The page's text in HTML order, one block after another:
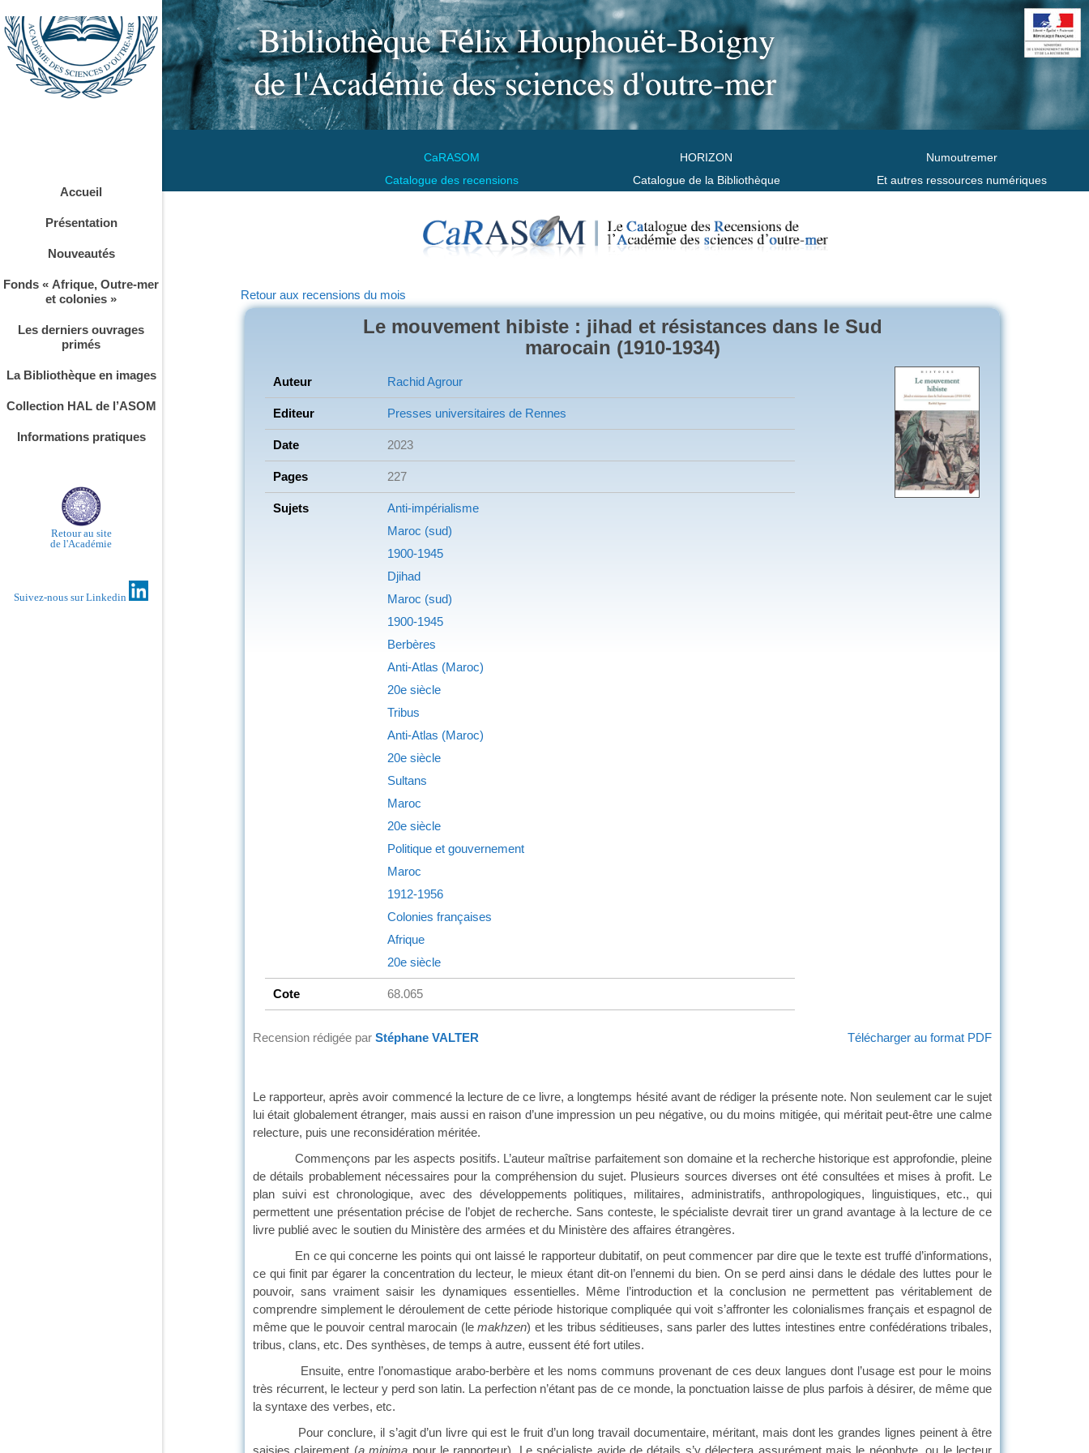
CaRASOM
Catalogue des recensions
HORIZON
Catalogue de la Bibliothèque
Numoutremer
Et autres ressources numériques
Accueil
Présentation
Nouveautés
Fonds « Afrique, Outre-mer
et colonies »
Les derniers ouvrages
primés
La Bibliothèque en images
Collection HAL de l’ASOM
Informations pratiques
Retour au site
de l'Académie
Suivez-nous sur Linkedin
Retour aux recensions du mois
Le mouvement hibiste : jihad et résistances dans le Sud
marocain (1910-1934)
Auteur Rachid Agrour
Editeur Presses universitaires de Rennes
Date 2023
Pages 227
Sujets
Anti-impérialisme
Maroc (sud)
1900-1945
Djihad
Maroc (sud)
1900-1945
Berbères
Anti-Atlas (Maroc)
20e siècle
Tribus
Anti-Atlas (Maroc)
20e siècle
Sultans
Maroc
20e siècle
Politique et gouvernement
Maroc
1912-1956
Colonies françaises
Afrique
20e siècle
Cote 68.065
Télécharger au format PDF
Recension rédigée par Stéphane VALTER
Le rapporteur, après avoir commencé la lecture de ce livre, a longtemps hésité avant de rédiger la présente note. Non seulement car le sujet
lui était globalement étranger, mais aussi en raison d’une impression un peu négative, ou du moins mitigée, qui méritait peut-être une calme
relecture, puis une reconsidération méritée.
Commençons par les aspects positifs. L’auteur maîtrise parfaitement son domaine et la recherche historique est approfondie, pleine
de détails probablement nécessaires pour la compréhension du sujet. Plusieurs sources diverses ont été consultées et mises à profit. Le
plan suivi est chronologique, avec des développements politiques, militaires, administratifs, anthropologiques, linguistiques, etc., qui
permettent une présentation précise de l’objet de recherche. Sans conteste, le spécialiste devrait tirer un grand avantage à la lecture de ce
livre publié avec le soutien du Ministère des armées et du Ministère des affaires étrangères.
En ce qui concerne les points qui ont laissé le rapporteur dubitatif, on peut commencer par dire que le texte est truffé d’informations,
ce qui finit par égarer la concentration du lecteur, le mieux étant dit-on l’ennemi du bien. On se perd ainsi dans le dédale des luttes pour le
pouvoir, sans vraiment saisir les dynamiques essentielles. Même l’introduction et la conclusion ne permettent pas véritablement de
comprendre simplement le déroulement de cette période historique compliquée qui voit s’affronter les colonialismes français et espagnol de
même que le pouvoir central marocain (lemakhzen) et les tribus séditieuses, sans parler des luttes intestines entre confédérations tribales,
tribus, clans, etc. Des synthèses, de temps à autre, eussent été fort utiles.
Ensuite, entre l’onomastique arabo-berbère et les noms communs provenant de ces deux langues dont l’usage est pour le moins
très récurrent, le lecteur y perd son latin. La perfection n’étant pas de ce monde, la ponctuation laisse de plus parfois à désirer, de même que
la syntaxe des verbes, etc.
Pour conclure, il s’agit d’un livre qui est le fruit d’un long travail documentaire, méritant, mais dont les grandes lignes peinent à être
saisies clairement (a minima pour le rapporteur). Le spécialiste avide de détails s’y délectera assurément mais le néophyte, ou le lecteur